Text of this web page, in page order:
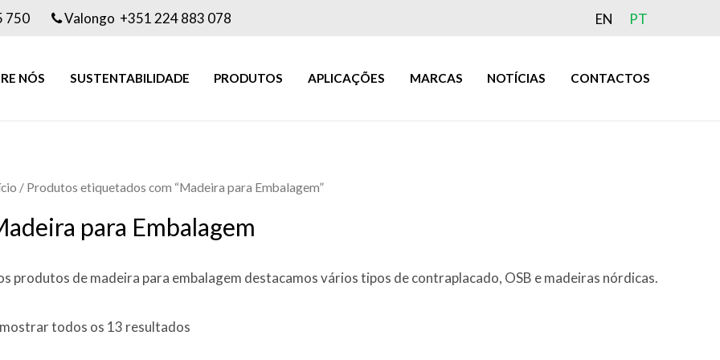
750 Valongo +351 224 883 078 EN PT
NÓS SUSTENTABILIDADE PRODUTOS APLICAÇÕES MARCAS NOTÍCIAS CONTACTOS
/ Produtos etiquetados com “Madeira para Embalagem”
para Embalagem
produtos de madeira para embalagem destacamos vários tipos de contraplacado, OSB e madeiras nórdicas.
todos os 13 resultados